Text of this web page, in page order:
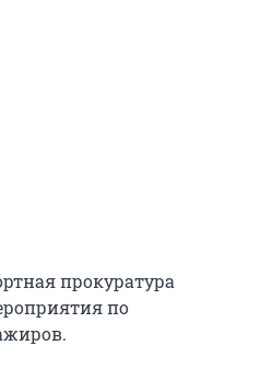
прокуратура
по